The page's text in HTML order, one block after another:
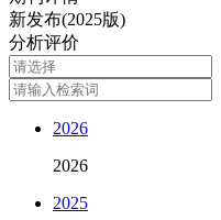
新发布(2025版)
分析评价
2026
2026
2025